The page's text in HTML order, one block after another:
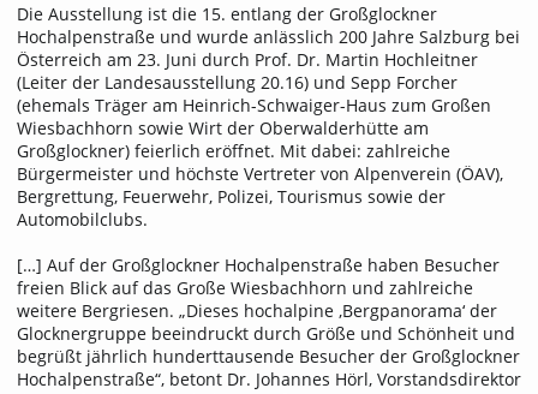
Die Ausstellung ist die 15. entlang der Großglockner
Hochalpenstraße und wurde anlässlich 200 Jahre Salzburg bei
Österreich am 23. Juni durch Prof. Dr. Martin Hochleitner
(Leiter der Landesausstellung 20.16) und Sepp Forcher
(ehemals Träger am Heinrich-Schwaiger-Haus zum Großen
Wiesbachhorn sowie Wirt der Oberwalderhütte am
Großglockner) feierlich eröffnet. Mit dabei: zahlreiche
Bürgermeister und höchste Vertreter von Alpenverein (ÖAV),
Bergrettung, Feuerwehr, Polizei, Tourismus sowie der
Automobilclubs.
[…] Auf der Großglockner Hochalpenstraße haben Besucher
freien Blick auf das Große Wiesbachhorn und zahlreiche
weitere Bergriesen. „Dieses hochalpine ‚Bergpanorama‘ der
Glocknergruppe beeindruckt durch Größe und Schönheit und
begrüßt jährlich hunderttausende Besucher der Großglockner
Hochalpenstraße“, betont Dr. Johannes Hörl, Vorstandsdirektor